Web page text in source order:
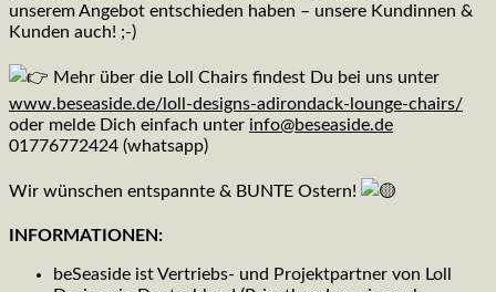
unserem Angebot entschieden haben – unsere Kundinnen &
Kunden auch! ;-)
Mehr über die Loll Chairs findest Du bei uns unter
www.beseaside.de/loll-designs-adirondack-lounge-chairs/
oder melde Dich einfach unter info@beseaside.de
01776772424 (whatsapp)
Wir wünschen entspannte & BUNTE Ostern!
INFORMATIONEN:
beSeaside ist Vertriebs- und Projektpartner von Loll